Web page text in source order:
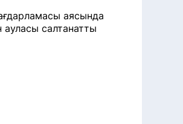
аясында
салтанатты